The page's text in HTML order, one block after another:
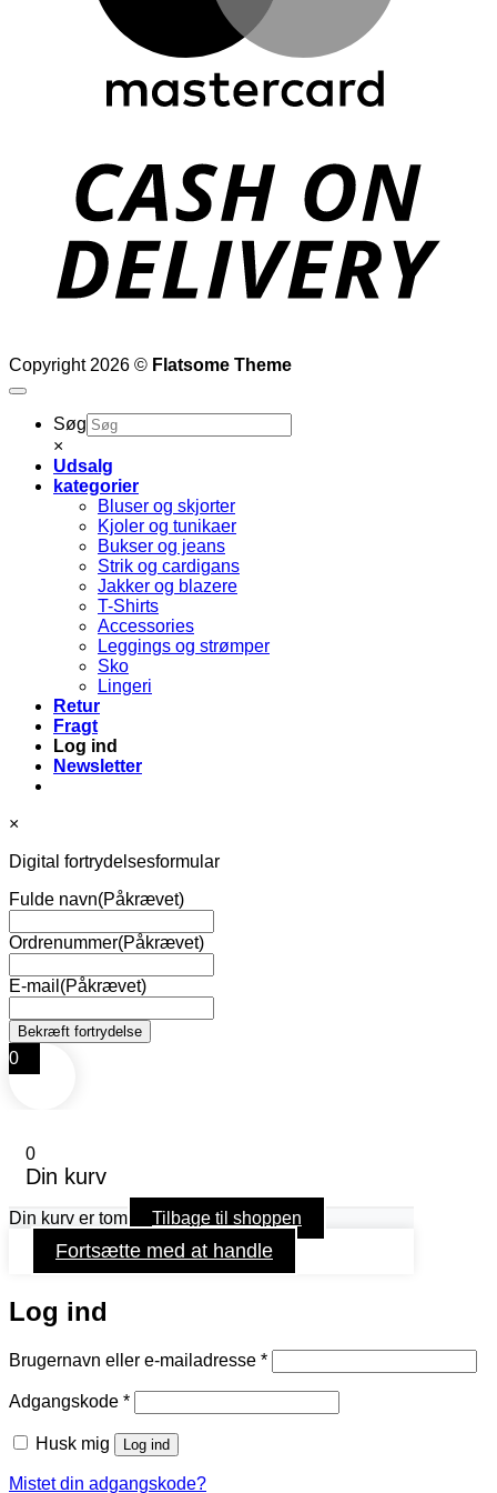
Copyright 2026 © Flatsome Theme
Søg
×
Udsalg
kategorier
Bluser og skjorter
Kjoler og tunikaer
Bukser og jeans
Strik og cardigans
Jakker og blazere
T-Shirts
Accessories
Leggings og strømper
Sko
Lingeri
Retur
Fragt
Log ind
Newsletter
×
Digital fortrydelsesformular
Fulde navn(Påkrævet)
Ordrenummer(Påkrævet)
E-mail (Påkrævet)
0
0
Din kurv
Din kurv er tom Tilbage til shoppen
Fortsætte med at handle
Log ind
Brugernavn eller e-mailadresse *Påkrævet
Adgangskode *Påkrævet
Husk mig Log ind
Mistet din adgangskode?